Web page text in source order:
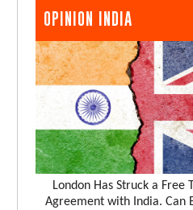
OPINION INDIA
London Has Struck a Free
Agreement with India. Can